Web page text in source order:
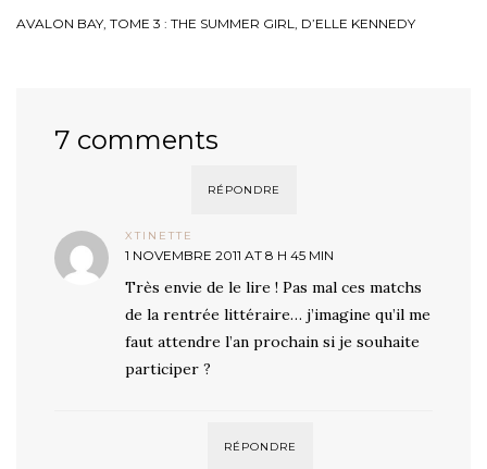
AVALON BAY, TOME 3 : THE SUMMER GIRL, D’ELLE KENNEDY
7 comments
RÉPONDRE
XTINETTE
1 NOVEMBRE 2011 AT 8 H 45 MIN
Très envie de le lire ! Pas mal ces matchs
de la rentrée littéraire… j’imagine qu’il me
faut attendre l’an prochain si je souhaite
participer ?
RÉPONDRE